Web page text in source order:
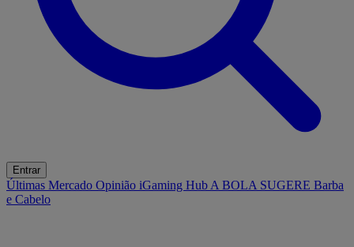
Entrar
Últimas Mercado Opinião iGaming Hub A BOLA SUGERE Barba
e Cabelo